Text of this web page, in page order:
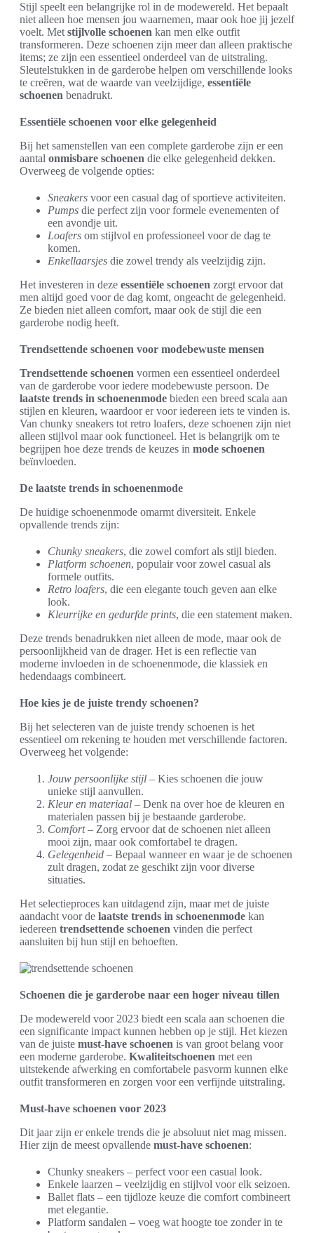
Stijl speelt een belangrijke rol in de modewereld. Het bepaalt
niet alleen hoe mensen jou waarnemen, maar ook hoe jij jezelf
voelt. Met stijlvolle schoenen kan men elke outfit
transformeren. Deze schoenen zijn meer dan alleen praktische
items; ze zijn een essentieel onderdeel van de uitstraling.
Sleutelstukken in de garderobe helpen om verschillende looks
te creëren, wat de waarde van veelzijdige, essentiële
schoenen benadrukt.
Essentiële schoenen voor elke gelegenheid
Bij het samenstellen van een complete garderobe zijn er een
aantal onmisbare schoenen die elke gelegenheid dekken.
Overweeg de volgende opties:
Sneakers voor een casual dag of sportieve activiteiten.
Pumps die perfect zijn voor formele evenementen of
een avondje uit.
Loafers om stijlvol en professioneel voor de dag te
komen.
Enkellaarsjes die zowel trendy als veelzijdig zijn.
Het investeren in deze essentiële schoenen zorgt ervoor dat
men altijd goed voor de dag komt, ongeacht de gelegenheid.
Ze bieden niet alleen comfort, maar ook de stijl die een
garderobe nodig heeft.
Trendsettende schoenen voor modebewuste mensen
Trendsettende schoenen vormen een essentieel onderdeel
van de garderobe voor iedere modebewuste persoon. De
laatste trends in schoenenmode bieden een breed scala aan
stijlen en kleuren, waardoor er voor iedereen iets te vinden is.
Van chunky sneakers tot retro loafers, deze schoenen zijn niet
alleen stijlvol maar ook functioneel. Het is belangrijk om te
begrijpen hoe deze trends de keuzes in mode schoenen
beïnvloeden.
De laatste trends in schoenenmode
De huidige schoenenmode omarmt diversiteit. Enkele
opvallende trends zijn:
Chunky sneakers, die zowel comfort als stijl bieden.
Platform schoenen, populair voor zowel casual als
formele outfits.
Retro loafers, die een elegante touch geven aan elke
look.
Kleurrijke en gedurfde prints, die een statement maken.
Deze trends benadrukken niet alleen de mode, maar ook de
persoonlijkheid van de drager. Het is een reflectie van
moderne invloeden in de schoenenmode, die klassiek en
hedendaags combineert.
Hoe kies je de juiste trendy schoenen?
Bij het selecteren van de juiste trendy schoenen is het
essentieel om rekening te houden met verschillende factoren.
Overweeg het volgende:
Jouw persoonlijke stijl – Kies schoenen die jouw
unieke stijl aanvullen.
Kleur en materiaal – Denk na over hoe de kleuren en
materialen passen bij je bestaande garderobe.
Comfort– Zorg ervoor dat de schoenen niet alleen
mooi zijn, maar ook comfortabel te dragen.
Gelegenheid – Bepaal wanneer en waar je de schoenen
zult dragen, zodat ze geschikt zijn voor diverse
situaties.
Het selectieproces kan uitdagend zijn, maar met de juiste
aandacht voor de laatste trends in schoenenmode kan
iedereen trendsettende schoenen vinden die perfect
aansluiten bij hun stijl en behoeften.
Schoenen die je garderobe naar een hoger niveau tillen
De modewereld voor 2023 biedt een scala aan schoenen die
een significante impact kunnen hebben op je stijl. Het kiezen
van de juiste must-have schoenen is van groot belang voor
een moderne garderobe. Kwaliteitschoenen met een
uitstekende afwerking en comfortabele pasvorm kunnen elke
outfit transformeren en zorgen voor een verfijnde uitstraling.
Must-have schoenen voor 2023
Dit jaar zijn er enkele trends die je absoluut niet mag missen.
Hier zijn de meest opvallende must-have schoenen:
Chunky sneakers – perfect voor een casual look.
Enkele laarzen – veelzijdig en stijlvol voor elk seizoen.
Ballet flats – een tijdloze keuze die comfort combineert
met elegantie.
Platform sandalen – voeg wat hoogte toe zonder in te